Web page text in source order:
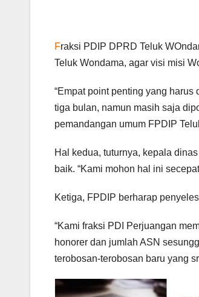
Fraksi PDIP DPRD Teluk
Teluk Wondama, agar visi misi
“Empat point penting yang
tiga bulan, namun masih saja
pemandangan umum FPDIP
Hal kedua, tuturnya, kepala
baik. “Kami mohon hal ini
Ketiga, FPDIP berharap
“Kami fraksi PDI Perjuangan
honorer dan jumlah ASN
terobosan-terobosan baru yang